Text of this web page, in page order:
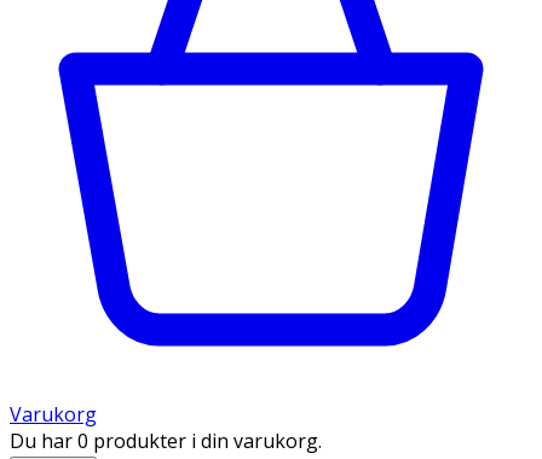
Varukorg
Du har 0 produkter i din varukorg.